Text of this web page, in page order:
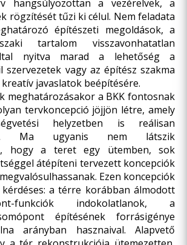
hangsúlyozottan a vezérelvek, a
rögzítését tűzi ki célul. Nem feladata
építészeti megoldások, a
tartalom visszavonhatatlan
nyitva marad a lehetőség a
szervezetek vagy az építész szakma
javaslatok beépítésére.
meghatározásakor a BKK fontosnak
tervkoncepció jöjjön létre, amely
helyzetben is reálisan
Ma ugyanis nem látszik
hogy a teret egy ütemben, sok
átépíteni tervezett koncepciók
Ezen koncepciók
a térre korábban álmodott
funkciók indokolatlanok, a
építésének forrásigénye
arányban hasznaival. Alapvető